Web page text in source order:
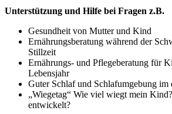
Unterstützung und Hilfe bei Fragen z.B.
Gesundheit von Mutter und Kind
Ernährungsberatung während der
Stillzeit
Ernährungs- und Pflegeberatung für
Lebensjahr
Guter Schlaf und Schlafumgebung im
„Wiegetag“ Wie viel wiegt mein
entwickelt?